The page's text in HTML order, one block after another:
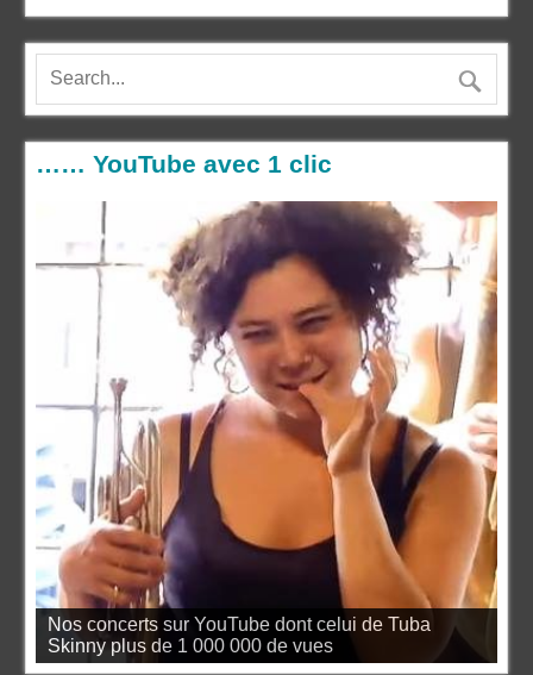
…… YouTube avec 1 clic
Nos concerts sur YouTube dont celui de Tuba
Skinny plus de 1 000 000 de vues